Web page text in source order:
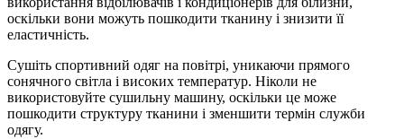
оскільки вони можуть пошкодити тканину і знизити її
еластичність.
Сушіть спортивний одяг на повітрі, уникаючи прямого
сонячного світла і високих температур. Ніколи не
використовуйте сушильну машину, оскільки це може
пошкодити структуру тканини і зменшити термін служби
одягу.